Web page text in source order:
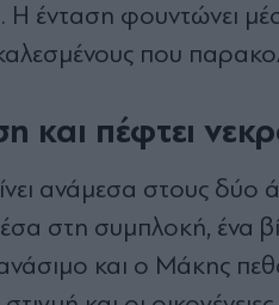
Η ένταση φουντώνει
που
και πέφτει
ανάμεσα στους δύο
στη συμπλοκή, ένα
και ο Μάκης